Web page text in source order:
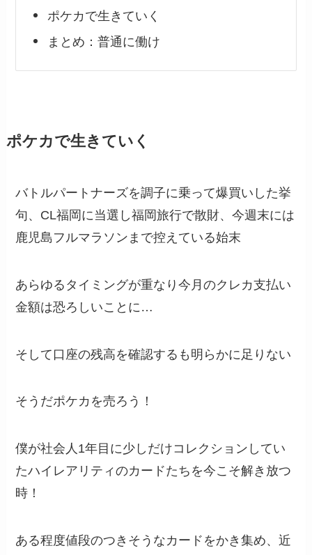
ポケカで生きていく
まとめ：普通に働け
ポケカで生きていく
バトルパートナーズを調子に乗って爆買いした挙
句、CL福岡に当選し福岡旅行で散財、今週末には
鹿児島フルマラソンまで控えている始末
あらゆるタイミングが重なり今月のクレカ支払い
金額は恐ろしいことに…
そして口座の残高を確認するも明らかに足りない
そうだポケカを売ろう！
僕が社会人1年目に少しだけコレクションしてい
たハイレアリティのカードたちを今こそ解き放つ
時！
ある程度値段のつきそうなカードをかき集め、近